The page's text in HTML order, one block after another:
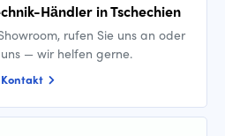
Händler in Tschechien
rufen Sie uns an oder
— wir helfen gerne.
Kontakt